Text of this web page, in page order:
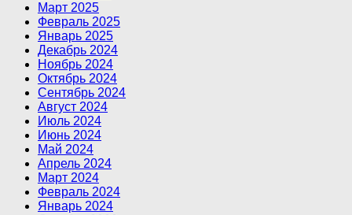
Март 2025
Февраль 2025
Январь 2025
Декабрь 2024
Ноябрь 2024
Октябрь 2024
Сентябрь 2024
Август 2024
Июль 2024
Июнь 2024
Май 2024
Апрель 2024
Март 2024
Февраль 2024
Январь 2024